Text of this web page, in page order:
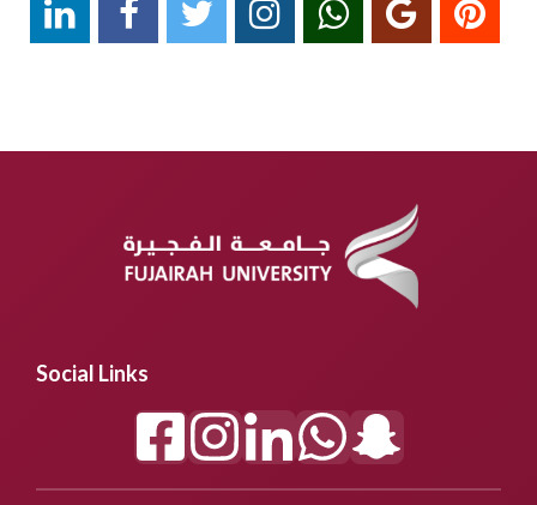
Social Links